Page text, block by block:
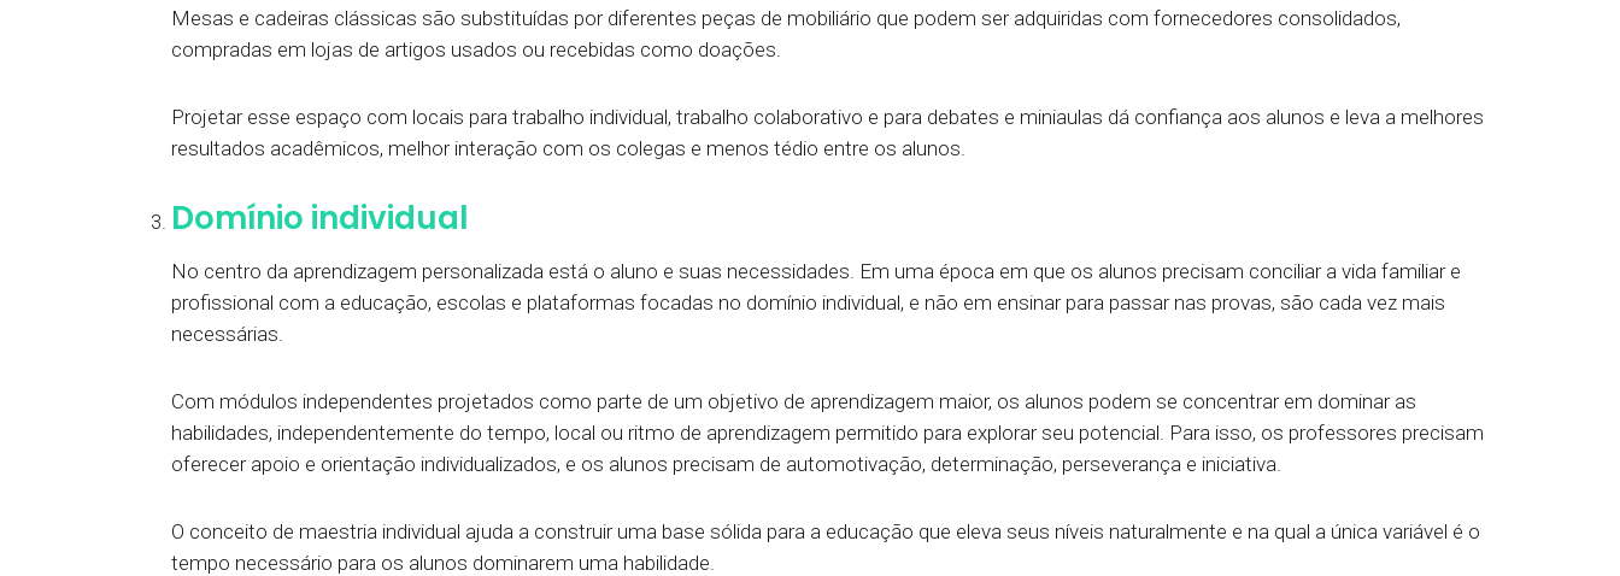
Mesas e cadeiras clássicas são substituídas por diferentes peças de mobiliário que podem ser adquiridas com fornecedores consolidados,
compradas em lojas de artigos usados ou recebidas como doações.
Projetar esse espaço com locais para trabalho individual, trabalho colaborativo e para debates e miniaulas dá confiança aos alunos e leva a melhores
resultados acadêmicos, melhor interação com os colegas e menos tédio entre os alunos.
Domínio individual
No centro da aprendizagem personalizada está o aluno e suas necessidades. Em uma época em que os alunos precisam conciliar a vida familiar e
profissional com a educação, escolas e plataformas focadas no domínio individual, e não em ensinar para passar nas provas, são cada vez mais
necessárias.
Com módulos independentes projetados como parte de um objetivo de aprendizagem maior, os alunos podem se concentrar em dominar as
habilidades, independentemente do tempo, local ou ritmo de aprendizagem permitido para explorar seu potencial. Para isso, os professores precisam
oferecer apoio e orientação individualizados, e os alunos precisam de automotivação, determinação, perseverança e iniciativa.
O conceito de maestria individual ajuda a construir uma base sólida para a educação que eleva seus níveis naturalmente e na qual a única variável é o
tempo necessário para os alunos dominarem uma habilidade.